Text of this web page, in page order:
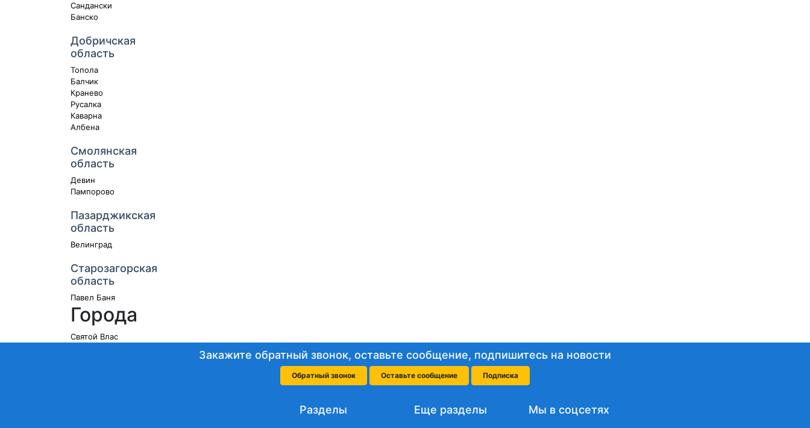
Сандански
Банско
Добричская
область
Топола
Балчик
Кранево
Русалка
Каварна
Албена
Смолянская
область
Девин
Пампорово
Пазарджикская
область
Велинград
Старозагорская
область
Павел Баня
Города
Святой Влас
Закажите обратный звонок, оставьте сообщение, подпишитесь на новости
Обратный звонок Оставьте сообщение Подписка
Разделы Еще разделы Мы в соцсетях